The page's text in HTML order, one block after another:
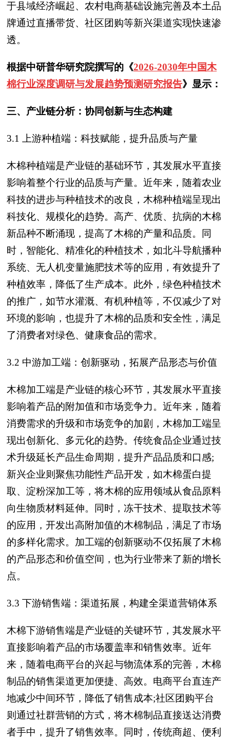
于县域经济崛起、农村电商基础设施完善及本土品
牌通过直播带货、社区团购等新兴渠道实现快速渗
透。
根据中研普华研究院撰写的《2026-2030年中国木
棉行业深度调研与发展趋势预测研究报告》显示：
三、产业链分析：协同创新与生态构建
3.1 上游种植端：科技赋能，提升品质与产量
木棉种植端是产业链的基础环节，其发展水平直接
影响着整个行业的品质与产量。近年来，随着农业
科技的进步与种植技术的改良，木棉种植端呈现出
科技化、规模化的趋势。高产、优质、抗病的木棉
新品种不断涌现，提高了木棉的产量和品质。同
时，智能化、精准化的种植技术，如北斗导航播种
系统、无人机变量施肥技术等的应用，有效提升了
种植效率，降低了生产成本。此外，绿色种植技术
的推广，如节水灌溉、有机种植等，不仅减少了对
环境的影响，也提升了木棉的品质和安全性，满足
了消费者对绿色、健康食品的需求。
3.2 中游加工端：创新驱动，拓展产品形态与价值
木棉加工端是产业链的核心环节，其发展水平直接
影响着产品的附加值和市场竞争力。近年来，随着
消费需求的升级和市场竞争的加剧，木棉加工端呈
现出创新化、多元化的趋势。传统食品企业通过技
术升级延长产品生命周期，提升产品品质和口感;
新兴企业则聚焦功能性产品开发，如木棉蛋白提
取、淀粉深加工等，将木棉的应用领域从食品原料
向生物质材料延伸。同时，冻干技术、提取技术等
的应用，开发出高附加值的木棉制品，满足了市场
的多样化需求。加工端的创新驱动不仅拓展了木棉
的产品形态和价值空间，也为行业带来了新的增长
点。
3.3 下游销售端：渠道拓展，构建全渠道营销体系
木棉下游销售端是产业链的关键环节，其发展水平
直接影响着产品的市场覆盖率和销售效率。近年
来，随着电商平台的兴起与物流体系的完善，木棉
制品的销售渠道更加便捷、高效。电商平台直连产
地减少中间环节，降低了销售成本;社区团购平台
则通过社群营销的方式，将木棉制品直接送达消费
者手中，提升了销售效率。同时，传统商超、便利